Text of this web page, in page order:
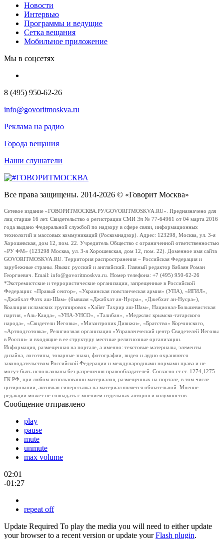
Новости
Интервью
Программы и ведущие
Сетка вещания
Мобильное приложение
Мы в соцсетях
8 (495) 950-62-26
info@govoritmoskva.ru
Реклама на радио
Города вещания
Наши слушатели
Все права защищены. 2014-2026 © «Говорит Москва»
Сетевое издание «ГОВОРИТМОСКВА.РУ/GOVORITMOSKVA.RU». Предназначено для
лиц старше 16 лет. Свидетельство о регистрации СМИ Эл № 77-64961 от 04 марта 2016
года выдано Федеральной службой по надзору в сфере связи, информационных
технологий и массовых коммуникаций (Роскомнадзор). Адрес: 123298, Москва, ул. 3-я
Хорошевская, дом 12, пом. 22. Учредитель Общество с ограниченной ответственностью
«РУ ФМ» (123298 Москва, ул. 3-я Хорошевская, дом 12, пом. 22). Доменное имя сайта
GOVORITMOSKVA.RU. Территория распространения – Российская Федерация и
зарубежные страны. Языки: русский и английский. Главный редактор Бабаян Роман
Георгиевич. Email: info@govoritmoskva.ru. Номер телефона: +7 (495) 950-62-26
*Экстремистские и террористические организации, запрещенные в Российской
Федерации: «Правый сектор», «Украинская повстанческая армия» (УПА), «ИГИЛ»,
«Джабхат Фатх аш-Шам» (бывшая «Джабхат ан-Нусра», «Джебхат ан-Нусра»),
Коалиция исламских группировок «Хайят Тахрир аш-Шам», Национал-Большевистская
партия, «Аль-Каида», «УНА-УНСО», «Талибан», «Меджлис крымско-татарского
народа», «Свидетели Иеговы», «Мизантропик Дивижн», «Братство» Корчинского,
«Артподготовка», Религиозная организация «Управленческий центр Свидетелей Иеговы
в России» и входящие в ее структуру местные религиозные организации.
Информация, размещенная на портале, а именно: текстовые материалы, элементы
дизайна, логотипы, товарные знаки, фотографии, видео и аудио охраняются
законодательством Российской Федерации и международными нормами права и не
могут быть использованы без разрешения правообладателей. Согласно ст.ст. 1274,1275
ГК РФ, при любом использовании материалов, размещенных на портале, в том числе
цитировании, активная гиперссылка на материал является обязательной. Мнение
редакции может не совпадать с мнением отдельных авторов и колумнистов.
Сообщение отправлено
play
pause
mute
unmute
max volume
02:01
-01:27
repeat off
Update Required To play the media you will need to either update
your browser to a recent version or update yourFlash plugin.